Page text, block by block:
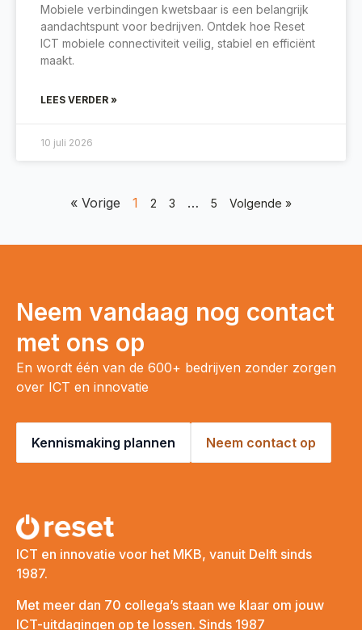
Mobiele verbindingen kwetsbaar is een belangrijk
aandachtspunt voor bedrijven. Ontdek hoe Reset
ICT mobiele connectiviteit veilig, stabiel en efficiënt
maakt.
LEES VERDER »
10 juli 2026
« Vorige 1 2 3 … 5 Volgende »
Neem vandaag nog contact
met ons op
En wordt één van de 600+ bedrijven zonder zorgen
over ICT en innovatie
Kennismaking plannen Neem contact op
ICT en innovatie voor het MKB, vanuit Delft sinds
1987.
Met meer dan 70 collega’s staan we klaar om jouw
ICT-uitdagingen op te lossen. Sinds 1987